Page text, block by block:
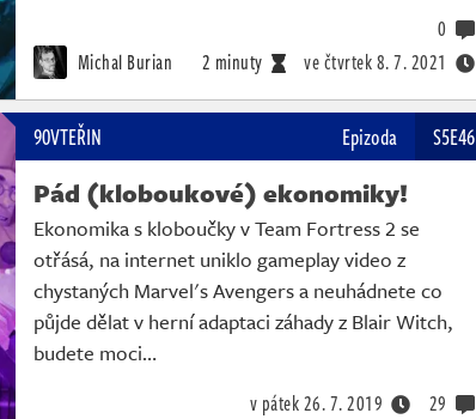
Michal Burian 2 minuty ve čtvrtek8. 7. 2021
0
90VTEŘIN Epizoda S5E46
Pád (kloboukové) ekonomiky!
Ekonomika s kloboučky v Team Fortress 2 se
otřásá, na internet uniklo gameplay video z
chystaných Marvel's Avengers a neuhádnete co
půjde dělat v herní adaptaci záhady z Blair Witch,
budete moci…
v pátek26. 7. 2019 29